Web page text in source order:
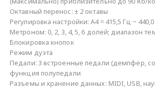
Октавный перенос: ± 2 октавы
Регулировка настройки: A4 = 415,5 Гц ~
Метроном: 0, 2, 3, 4, 5, 6 долей; диапазон
Блокировка кнопок
Режим дуэта
Педали: 3 встроенные педали (демпфер,
функция полупедали
Разъемы и хранение данных: MIDI, USB,